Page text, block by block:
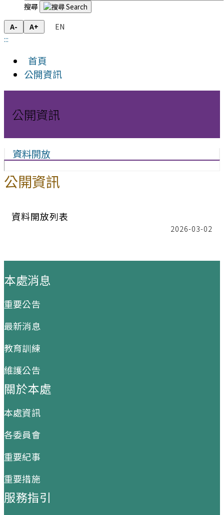
搜尋
A- A+
EN
:::
首頁
公開資訊
公開資訊
資料開放
公開資訊
資料開放列表
2026-03-02
本處消息
重要公告
最新消息
教育訓練
維護公告
關於本處
本處資訊
各委員會
重要紀事
重要措施
服務指引